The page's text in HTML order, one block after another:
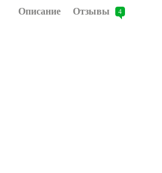
Описание Отзывы 4